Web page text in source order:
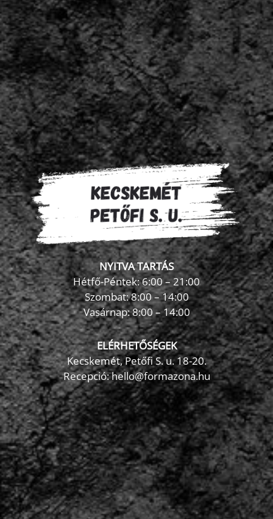
NYITVA TARTÁS
Hétfő-Péntek: 6:00 – 21:00
Szombat: 8:00 – 14:00
Vasárnap: 8:00 – 14:00
ELÉRHETŐSÉGEK
Kecskemét, Petőfi S. u. 18-20.
Recepció: hello@formazona.hu